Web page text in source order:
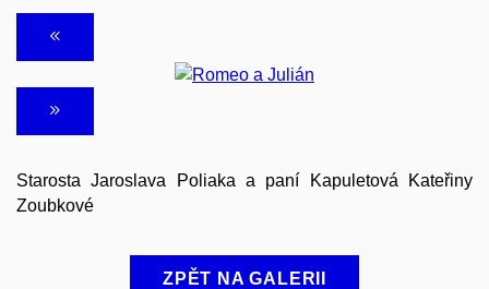
Starosta Jaroslava Poliaka a paní Kapuletová Kateřiny
Zoubkové
ZPĚT NA GALERII